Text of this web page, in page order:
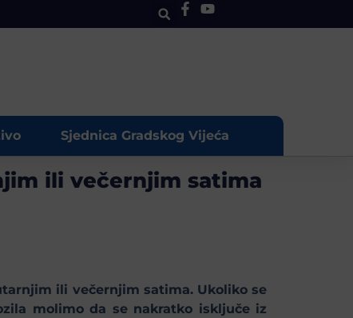
Sjednica Gradskog Vijeća
ili večernjim satima
ili večernjim satima. Ukoliko se
molimo da se nakratko isključe iz